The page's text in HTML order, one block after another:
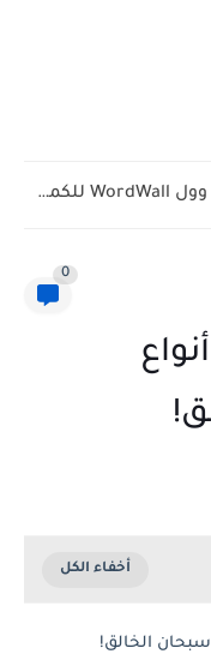
تحميل برنامج وورد وول WordWall للكمبيوتر مجانا
0
سبحان الخالق!